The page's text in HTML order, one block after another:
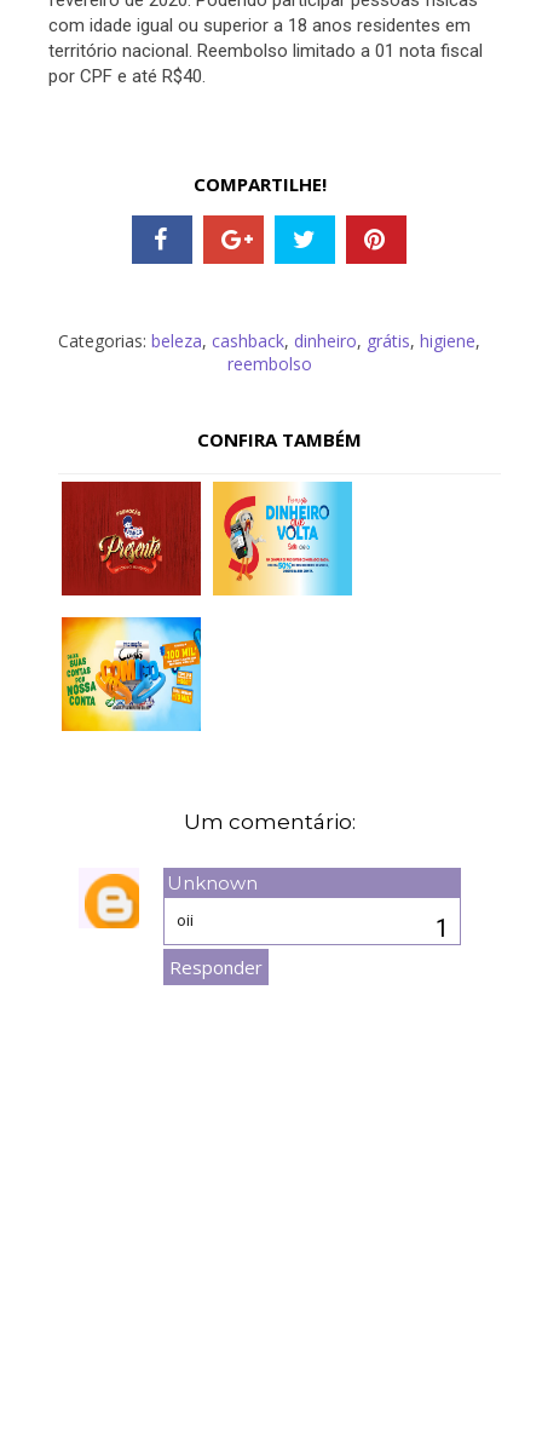
com idade igual ou superior a 18 anos residentes em
território nacional. Reembolso limitado a 01 nota fiscal
por CPF e até R$40.
COMPARTILHE!
Categorias:beleza, cashback, dinheiro, grátis,higiene,
reembolso
CONFIRA TAMBÉM
Um comentário:
Unknown
oii
Responder